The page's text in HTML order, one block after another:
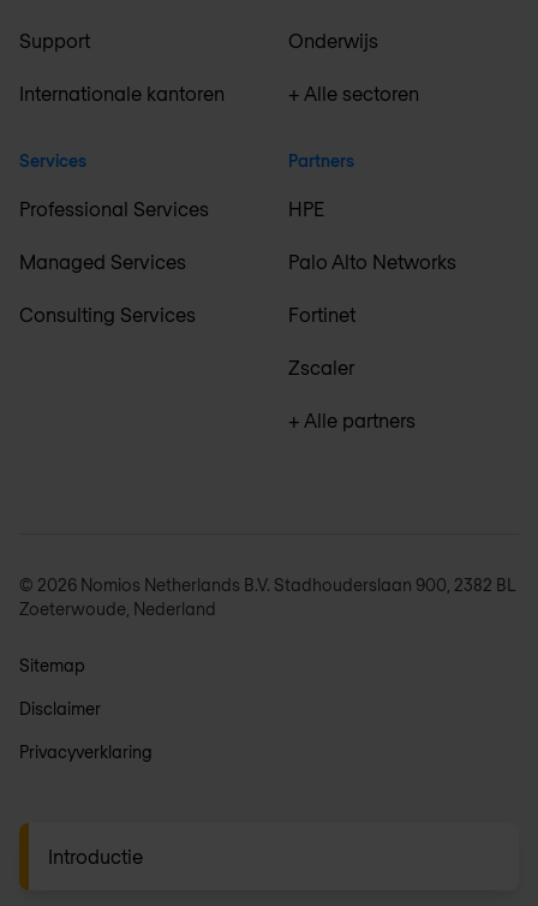
Introductie
Support
Internationale kantoren
Services
Professional Services
Managed Services
Consulting Services
Onderwijs
+ Alle sectoren
Partners
HPE
Palo Alto Networks
Fortinet
Zscaler
+ Alle partners
© 2026 Nomios Netherlands B.V. Stadhouderslaan 900, 2382 BL
Zoeterwoude, Nederland
Sitemap
Disclaimer
Privacyverklaring